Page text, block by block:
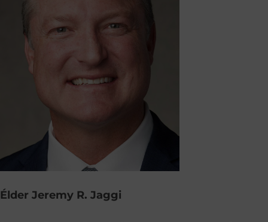
Élder Jeremy R. Jaggi